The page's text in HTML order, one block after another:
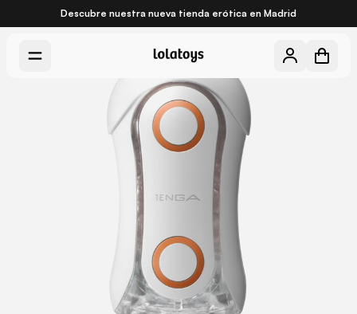
Descubre nuestra nueva tienda erótica en Madrid